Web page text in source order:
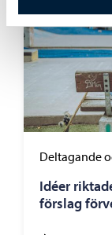
Deltagande
Idéer
förslag